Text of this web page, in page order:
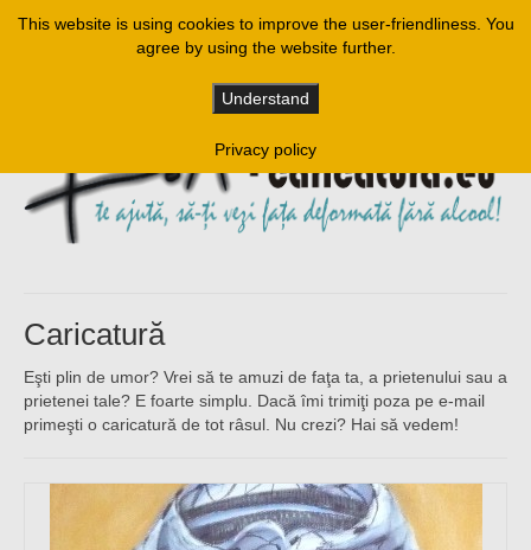
Caricatură
Eşti plin de umor? Vrei să te amuzi de faţa ta, a prietenului sau a
prietenei tale? E foarte simplu. Dacă îmi trimiţi poza pe e-mail
primeşti o caricatură de tot râsul. Nu crezi? Hai să vedem!
This website is using cookies to improve the user-friendliness. You
agree by using the website further.
Understand
Privacy policy